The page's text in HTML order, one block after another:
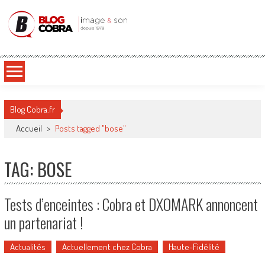
Blog Cobra
Blog Cobra.fr
Accueil > Posts tagged "bose"
TAG: BOSE
Tests d’enceintes : Cobra et DXOMARK annoncent
un partenariat !
Actualités Actuellement chez Cobra
Haute-Fidélité